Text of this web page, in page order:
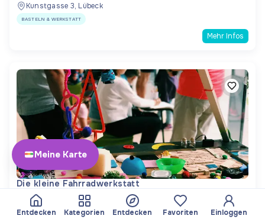
Kunstgasse 3, Lübeck
BASTELN & WERKSTATT
Mehr Infos
Die kleine Fahrradwerkstatt
Altersgruppe: 0+
Wien, 1160, Yppenplatz 5
http://www.fahrradwerk.at/
Entdecken Kategorien Entdecken Favoriten Einloggen
Meine Karte